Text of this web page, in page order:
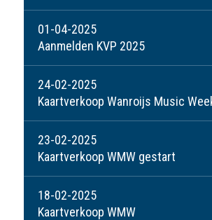
01-04-2025
Aanmelden KVP 2025
24-02-2025
Kaartverkoop Wanroijs Music Weekend
23-02-2025
Kaartverkoop WMW gestart
18-02-2025
Kaartverkoop WMW